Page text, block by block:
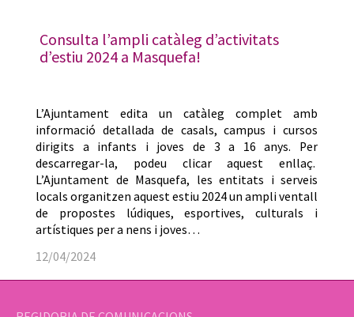
Consulta l’ampli catàleg d’activitats
d’estiu 2024 a Masquefa!
L’Ajuntament edita un catàleg complet amb
informació detallada de casals, campus i cursos
dirigits a infants i joves de 3 a 16 anys. Per
descarregar-la, podeu clicar aquest enllaç.
L’Ajuntament de Masquefa, les entitats i serveis
locals organitzen aquest estiu 2024 un ampli ventall
de propostes lúdiques, esportives, culturals i
artístiques per a nens i joves…
12/04/2024